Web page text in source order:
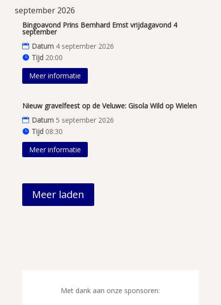
september 2026
Bingoavond Prins Bernhard Emst vrijdagavond 4
september
Datum 4 september 2026
Tijd 20:00
Meer informatie
Nieuw gravelfeest op de Veluwe: Gisola Wild op Wielen
Datum 5 september 2026
Tijd 08:30
Meer informatie
Meer laden
Met dank aan onze sponsoren: